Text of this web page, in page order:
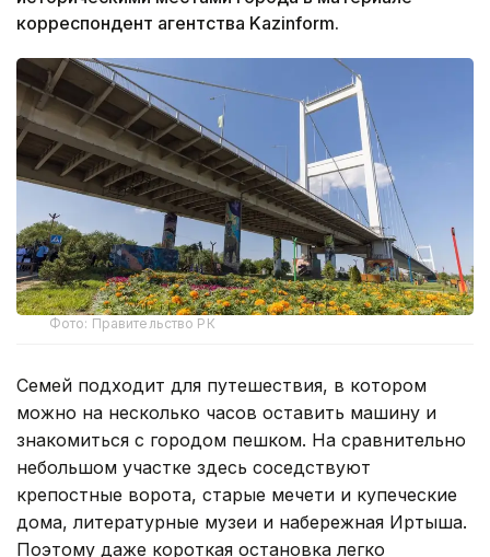
корреспондент агентства Kazinform.
Фото: Правительство РК
Семей подходит для путешествия, в котором
можно на несколько часов оставить машину и
знакомиться с городом пешком. На сравнительно
небольшом участке здесь соседствуют
крепостные ворота, старые мечети и купеческие
дома, литературные музеи и набережная Иртыша.
Поэтому даже короткая остановка легко